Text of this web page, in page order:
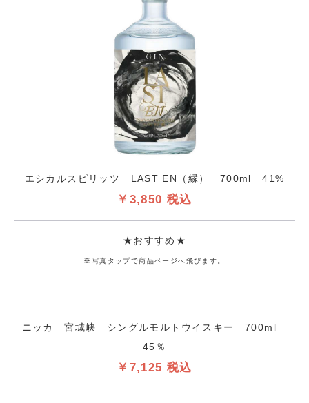
エシカルスピリッツ LAST EN（縁） 700ml 41%
￥3,850 税込
★おすすめ★
※写真タップで商品ページへ飛びます。
ニッカ 宮城峡 シングルモルトウイスキー 700ml
45％
￥7,125 税込